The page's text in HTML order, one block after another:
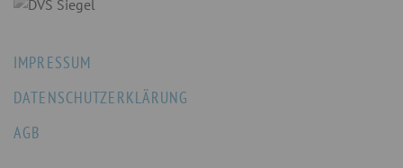
IMPRESSUM
DATENSCHUTZERKLÄRUNG
AGB